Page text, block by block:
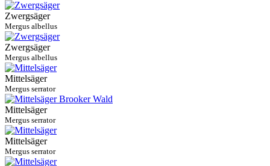
Zwergsäger
Mergus albellus
Zwergsäger
Mergus albellus
Mittelsäger
Mergus serrator
Mittelsäger
Mergus serrator
Mittelsäger
Mergus serrator